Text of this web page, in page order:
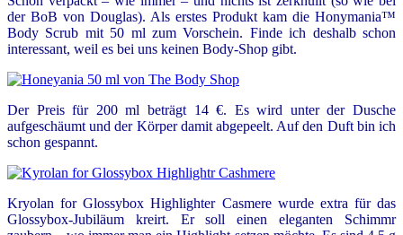
der BoB von Douglas). Als erstes Produkt kam die Honymania™
Body Scrub mit 50 ml zum Vorschein. Finde ich deshalb schon
interessant, weil es bei uns keinen Body-Shop gibt.
Der Preis für 200 ml beträgt 14 €. Es wird unter der Dusche
aufgeschäumt und der Körper damit abgepeelt. Auf den Duft bin ich
schon gespannt.
Kryolan for Glossybox Highlighter Casmere wurde extra für das
Glossybox-Jubiläum kreirt. Er soll einen eleganten Schimmr